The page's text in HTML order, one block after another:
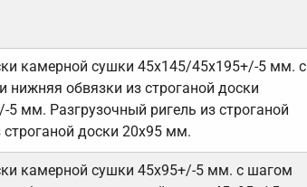
камерной сушки 45х145/45х195+/-5 мм. с
обвязки из строганой доски
мм. Разгрузочный ригель из строганой
доски 20х95 мм.
камерной сушки 45х95+/-5 мм. с шагом